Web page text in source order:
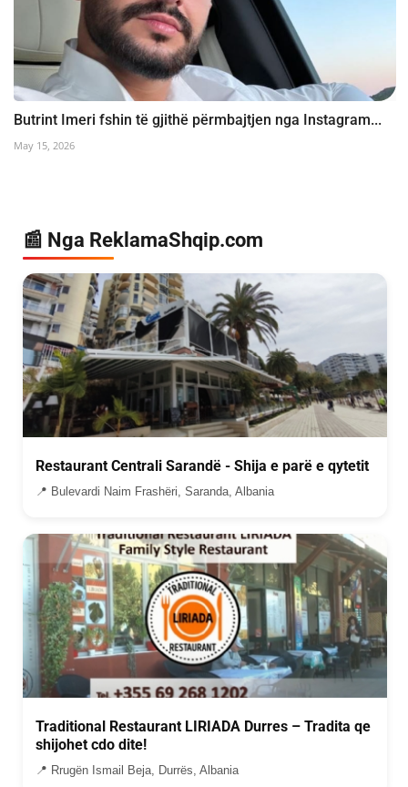
Butrint Imeri fshin të gjithë përmbajtjen nga Instagram...
May 15, 2026
📰 Nga ReklamaShqip.com
Restaurant Centrali Sarandë - Shija e parë e qytetit
📍 Bulevardi Naim Frashëri, Saranda, Albania
Traditional Restaurant LIRIADA Durres – Tradita qe
shijohet cdo dite!
📍 Rrugën Ismail Beja, Durrës, Albania